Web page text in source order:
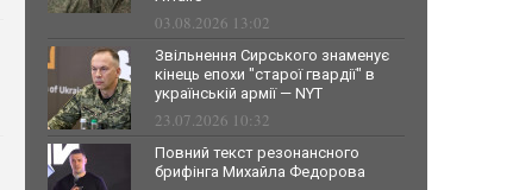
03.08.2026 13:02
Звільнення Сирського знаменує
кінець епохи "старої гвардії" в
українській армії — NYT
23.07.2026 10:32
Повний текст резонансного
брифінга Михайла Федорова